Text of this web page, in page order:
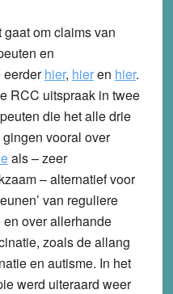
om claims van
en
eerderhier, hieren hier.
RCC uitspraak in twee
die het alle drie
vooral over
als – zeer
– alternatief voor
van reguliere
over allerhande
zoals de allang
en autisme. In het
werd uiteraard weer